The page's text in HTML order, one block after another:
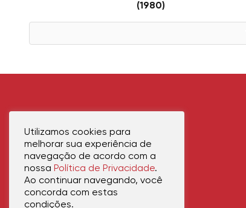
(1980)
Utilizamos cookies para
melhorar sua experiência de
navegação de acordo com a
nossa Política de Privacidade.
Ao continuar navegando, você
concorda com estas
condições.